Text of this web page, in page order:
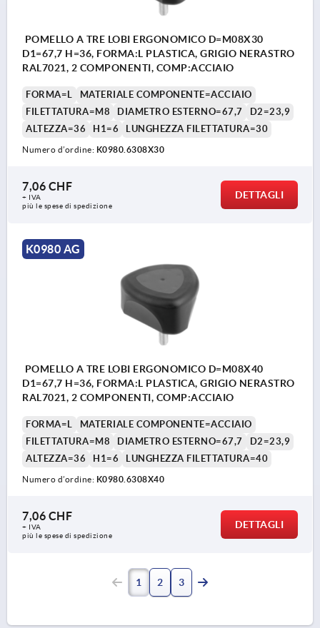
POMELLO A TRE LOBI ERGONOMICO D=M08X30
D1=67,7 H=36, FORMA:L PLASTICA, GRIGIO NERASTRO
RAL7021, 2 COMPONENTI, COMP:ACCIAIO
FORMA=L
MATERIALE COMPONENTE=ACCIAIO
FILETTATURA=M8
DIAMETRO ESTERNO=67,7
D2=23,9
ALTEZZA=36
H1=6 LUNGHEZZA FILETTATURA=30
Numero d’ordine: K0980.6308X30
7,06 CHF
+ IVA
più le spese di spedizione
DETTAGLI
K0980 AG
POMELLO A TRE LOBI ERGONOMICO D=M08X40
D1=67,7 H=36, FORMA:L PLASTICA, GRIGIO NERASTRO
RAL7021, 2 COMPONENTI, COMP:ACCIAIO
FORMA=L
MATERIALE COMPONENTE=ACCIAIO
FILETTATURA=M8
DIAMETRO ESTERNO=67,7
D2=23,9
ALTEZZA=36
H1=6 LUNGHEZZA FILETTATURA=40
Numero d’ordine: K0980.6308X40
7,06 CHF
+ IVA
più le spese di spedizione
DETTAGLI
1 2 3